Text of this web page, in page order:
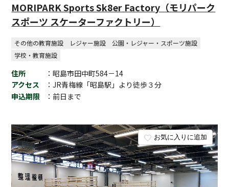
お気に入りに追加
MORIPARK Sports Sk8er Factory（モリパーク
スポーツ スケーターファクトリー）
その他の教育施設 レジャー施設
公園・レジャー・スポーツ施設
学校・教育施設
住所
：昭島市田中町584－14
アクセス
：JR青梅線「昭島駅」より徒歩３分
申込期限
：前日まで